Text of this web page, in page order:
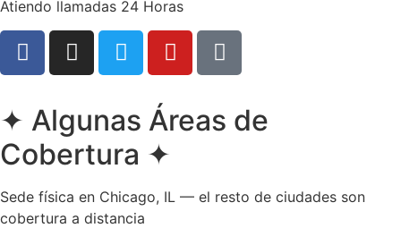
Atiendo llamadas 24 Horas
✦ Algunas Áreas de
Cobertura ✦
Sede física en Chicago, IL — el resto de ciudades son
cobertura a distancia